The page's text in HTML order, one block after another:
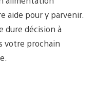
aide pour y parvenir.
dure décision à
votre prochain